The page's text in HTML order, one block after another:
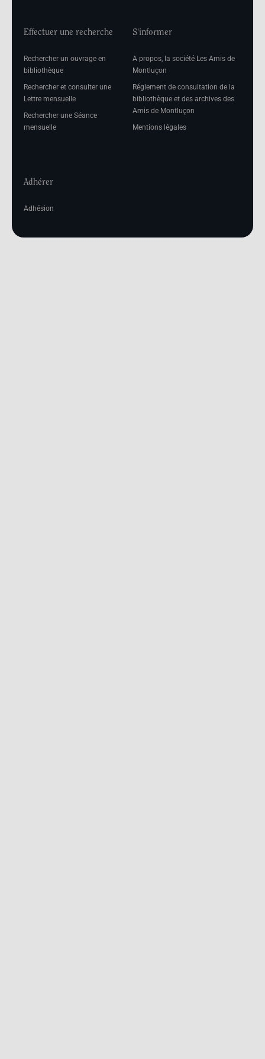
Effectuer une recherche
Rechercher un ouvrage en
bibliothèque
Rechercher et consulter une
Lettre mensuelle
Rechercher une Séance
mensuelle
S'informer
A propos, la société Les Amis de
Montluçon
Réglement de consultation de la
bibliothèque et des archives des
Amis de Montluçon
Mentions légales
Adhérer
Adhésion